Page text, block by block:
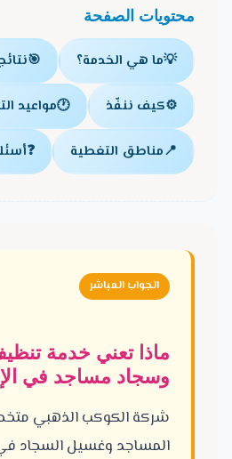
محتويات الصفحة
💡ما هي الخدمة؟ 🎯
⚙️كيف ننفّذ 🕐مواعيد
📍مناطق التغطية ❓
الجواب المباشر
ماذا تعني خدمة
وسجاد مساجد في
شركة الكوكب الذهبي
المساجد وغسيل السجاد في